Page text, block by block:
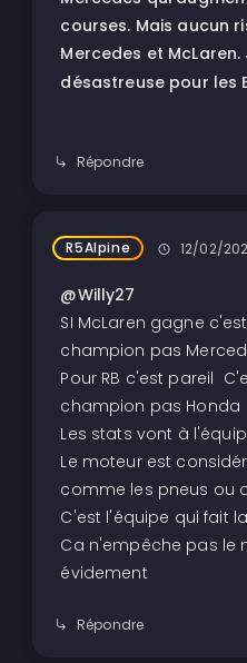
courses. Mais aucun
Mercedes et
désastreuse pour les
Répondre
R5Alpine 12/02/
@Willy27
SI McLaren gagne
champion pas
Pour RB c'est pareil
champion pas Honda
Les stats vont à
Le moteur est
comme les pneus ou
C'est l'équipe qui fait
Ca n'empêche pas le
évidement
Répondre